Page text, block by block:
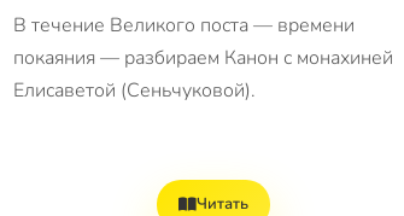
В течение Великого поста — времени
покаяния — разбираем Канон с монахиней
Елисаветой (Сеньчуковой).
Читать